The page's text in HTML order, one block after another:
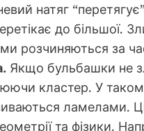
натяг
до більшої.
розчиняються за
Якщо бульбашки не
кластер. У
ламелами.
та фізики.